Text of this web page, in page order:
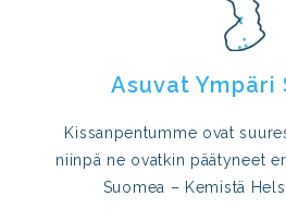
Asuvat Ympäri
Kissanpentumme ovat
niinpä ne ovatkin päätyneet
Suomea – Kemistä